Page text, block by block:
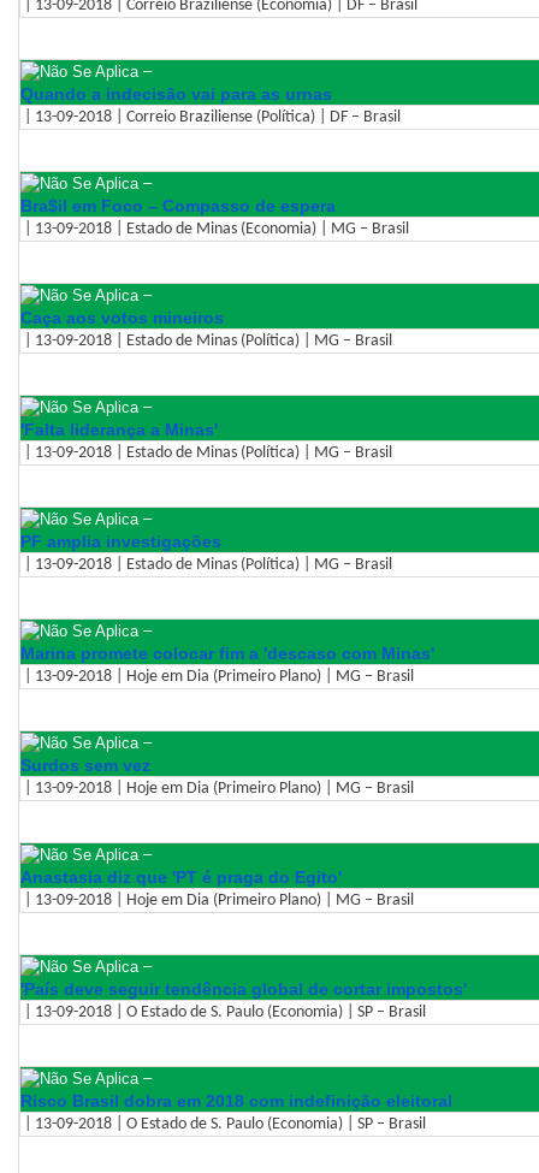
| 13-09-2018 | Correio Braziliense (Economia) | DF – Brasil
–
Quando a indecisão vai para as urnas
| 13-09-2018 | Correio Braziliense (Política) | DF – Brasil
–
Bra$il em Foco – Compasso de espera
| 13-09-2018 | Estado de Minas (Economia) | MG – Brasil
–
Caça aos votos mineiros
| 13-09-2018 | Estado de Minas (Política) | MG – Brasil
–
'Falta liderança a Minas'
| 13-09-2018 | Estado de Minas (Política) | MG – Brasil
–
PF amplia investigações
| 13-09-2018 | Estado de Minas (Política) | MG – Brasil
–
Marina promete colocar fim a 'descaso com Minas'
| 13-09-2018 | Hoje em Dia (Primeiro Plano) | MG – Brasil
–
Surdos sem vez
| 13-09-2018 | Hoje em Dia (Primeiro Plano) | MG – Brasil
–
Anastasia diz que 'PT é praga do Egito'
| 13-09-2018 | Hoje em Dia (Primeiro Plano) | MG – Brasil
–
'País deve seguir tendência global de cortar impostos'
| 13-09-2018 | O Estado de S. Paulo (Economia) | SP – Brasil
–
Risco Brasil dobra em 2018 com indefinição eleitoral
| 13-09-2018 | O Estado de S. Paulo (Economia) | SP – Brasil